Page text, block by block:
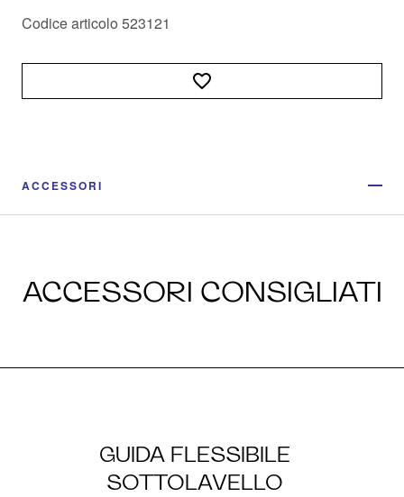
Codice articolo 523121
ACCESSORI
ACCESSORI CONSIGLIATI
GUIDA FLESSIBILE
SOTTOLAVELLO